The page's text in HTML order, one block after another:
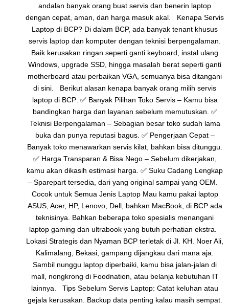
andalan banyak orang buat servis dan benerin laptop
dengan cepat, aman, dan harga masuk akal. Kenapa Servis
Laptop di BCP? Di dalam BCP, ada banyak tenant khusus
servis laptop dan komputer dengan teknisi berpengalaman.
Baik kerusakan ringan seperti ganti keyboard, instal ulang
Windows, upgrade SSD, hingga masalah berat seperti ganti
motherboard atau perbaikan VGA, semuanya bisa ditangani
di sini. Berikut alasan kenapa banyak orang milih servis
laptop di BCP: ✅ Banyak Pilihan Toko Servis – Kamu bisa
bandingkan harga dan layanan sebelum memutuskan. ✅
Teknisi Berpengalaman – Sebagian besar toko sudah lama
buka dan punya reputasi bagus. ✅ Pengerjaan Cepat –
Banyak toko menawarkan servis kilat, bahkan bisa ditunggu.
✅ Harga Transparan & Bisa Nego – Sebelum dikerjakan,
kamu akan dikasih estimasi harga. ✅ Suku Cadang Lengkap
– Sparepart tersedia, dari yang original sampai yang OEM.
Cocok untuk Semua Jenis Laptop Mau kamu pakai laptop
ASUS, Acer, HP, Lenovo, Dell, bahkan MacBook, di BCP ada
teknisinya. Bahkan beberapa toko spesialis menangani
laptop gaming dan ultrabook yang butuh perhatian ekstra.
Lokasi Strategis dan Nyaman BCP terletak di Jl. KH. Noer Ali,
Kalimalang, Bekasi, gampang dijangkau dari mana aja.
Sambil nunggu laptop diperbaiki, kamu bisa jalan-jalan di
mall, nongkrong di Foodnation, atau belanja kebutuhan IT
lainnya. Tips Sebelum Servis Laptop: Catat keluhan atau
gejala kerusakan. Backup data penting kalau masih sempat.